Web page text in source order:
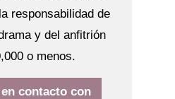
responsabilidad de
y del anfitrión
o menos.
contacto con